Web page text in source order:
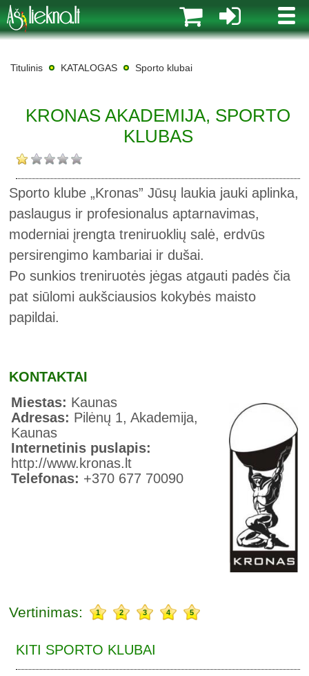
MENIU
Titulinis KATALOGAS Sporto klubai
KRONAS AKADEMIJA, SPORTO
KLUBAS
Sporto klube „Kronas” Jūsų laukia jauki aplinka,
paslaugus ir profesionalus aptarnavimas,
moderniai įrengta treniruoklių salė, erdvūs
persirengimo kambariai ir dušai.
Po sunkios treniruotės jėgas atgauti padės čia
pat siūlomi aukšciausios kokybės maisto
papildai.
KONTAKTAI
Miestas: Kaunas
Adresas: Pilėnų 1, Akademija,
Kaunas
Internetinis puslapis:
http://www.kronas.lt
Telefonas: +370 677 70090
Vertinimas: 1 2 3 4 5
KITI SPORTO KLUBAI